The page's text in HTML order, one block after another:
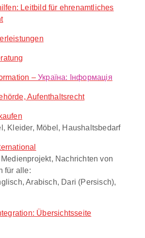
Leitbild für ehrenamtliches
–Україна: Інформація
Aufenthaltsrecht
Kleider, Möbel, Haushaltsbedarf
Medienprojekt, Nachrichten von
für alle:
Arabisch, Dari (Persisch),
Übersichtsseite